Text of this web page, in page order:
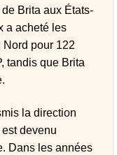
Brita aux États-
a acheté les
pour 122
tandis que Brita
la direction
devenu
Dans les années